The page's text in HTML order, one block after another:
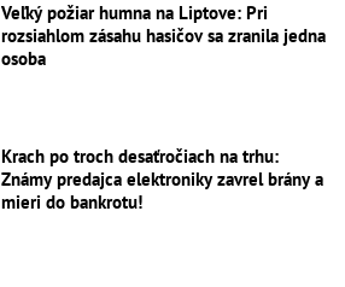
Veľký požiar humna na Liptove: Pri
rozsiahlom zásahu hasičov sa zranila jedna
osoba
Krach po troch desaťročiach na trhu:
Známy predajca elektroniky zavrel brány a
mieri do bankrotu!